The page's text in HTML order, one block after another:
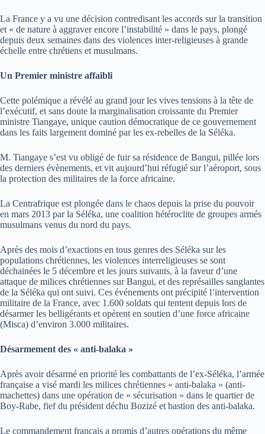
La France y a vu une décision contredisant les accords sur la transition
et « de nature à aggraver encore l’instabilité » dans le pays, plongé
depuis deux semaines dans des violences inter-religieuses à grande
échelle entre chrétiens et musulmans.
Un Premier ministre affaibli
Cette polémique a révélé au grand jour les vives tensions à la tête de
l’exécutif, et sans doute la marginalisation croissante du Premier
ministre Tiangaye, unique caution démocratique de ce gouvernement
dans les faits largement dominé par les ex-rebelles de la Séléka.
M. Tiangaye s’est vu obligé de fuir sa résidence de Bangui, pillée lors
des derniers évènements, et vit aujourd’hui réfugié sur l’aéroport, sous
la protection des militaires de la force africaine.
La Centrafrique est plongée dans le chaos depuis la prise du pouvoir
en mars 2013 par la Séléka, une coalition hétéroclite de groupes armés
musulmans venus du nord du pays.
Après des mois d’exactions en tous genres des Séléka sur les
populations chrétiennes, les violences interreligieuses se sont
déchainées le 5 décembre et les jours suivants, à la faveur d’une
attaque de milices chrétiennes sur Bangui, et des représailles sanglantes
de la Séléka qui ont suivi. Ces événements ont précipité l’intervention
militaire de la France, avec 1.600 soldats qui tentent depuis lors de
désarmer les belligérants et opèrent en soutien d’une force africaine
(Misca) d’environ 3.000 militaires.
Désarmement des « anti-balaka »
Après avoir désarmé en priorité les combattants de l’ex-Séléka, l’armée
française a visé mardi les milices chrétiennes « anti-balaka » (anti-
machettes) dans une opération de « sécurisation » dans le quartier de
Boy-Rabe, fief du président déchu Bozizé et bastion des anti-balaka.
Le commandement français a promis d’autres opérations du même